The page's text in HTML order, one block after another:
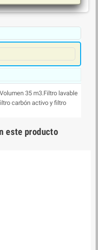
35 m3.Filtro lavable
carbón activo y filtro
este producto